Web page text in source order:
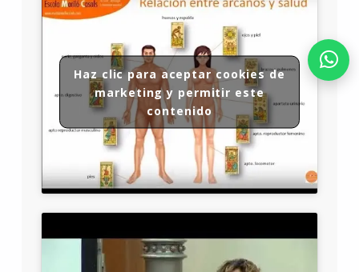
Haz clic para aceptar cookies de
marketing y permitir este
contenido